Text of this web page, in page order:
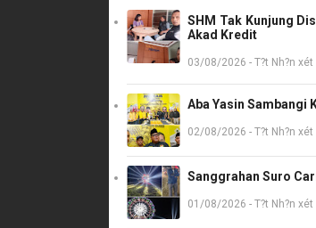
SHM Tak Kunjung
Akad Kredit
03/08/2026 - T?t Nh?n xét
Aba Yasin Sambangi
02/08/2026 - T?t Nh?n xét
Sanggrahan Suro
01/08/2026 - T?t Nh?n xét